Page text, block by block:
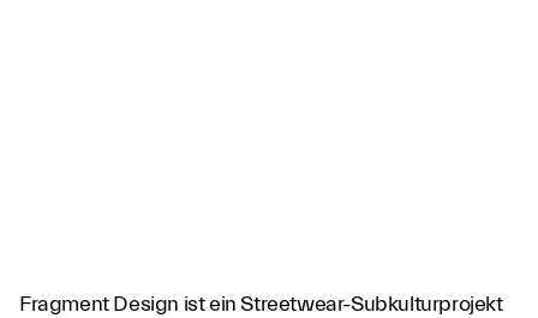
Fragment Design ist ein Streetwear-Subkulturprojekt